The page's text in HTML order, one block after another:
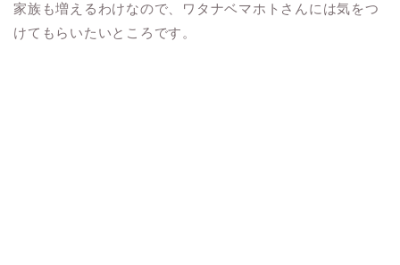
家族も増えるわけなので、ワタナベマホトさんには気をつ
けてもらいたいところです。